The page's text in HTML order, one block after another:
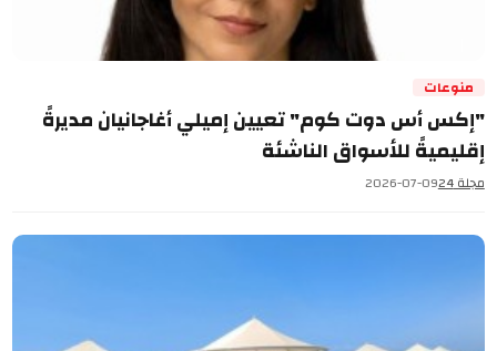
منوعات
"إكس أس دوت كوم" تعيين إميلي أغاجانيان مديرةً
إقليميةً للأسواق الناشئة
مجلة 24 2026-07-09